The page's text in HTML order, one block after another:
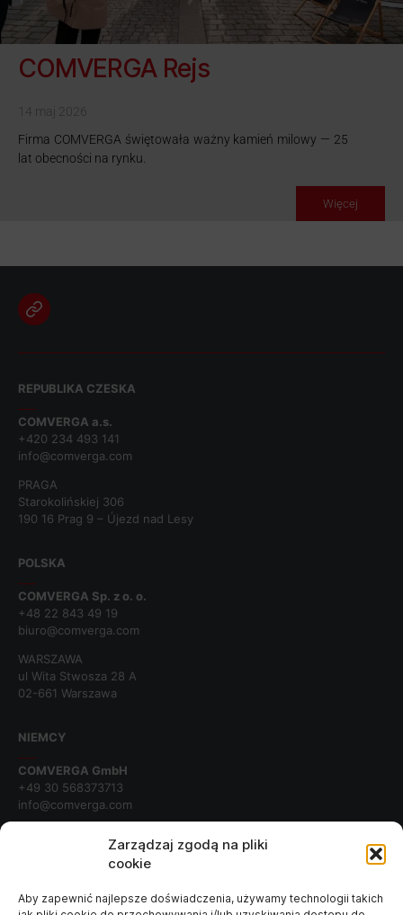
Zarządzaj zgodą na pliki
cookie
Aby zapewnić najlepsze doświadczenia, używamy technologii takich
COMVERGA Rejs
14 maj 2026
Firma COMVERGA świętowała ważny kamień milowy — 25
lat obecności na rynku.
Więcej
REPUBLIKA CZESKA
COMVERGA a.s.
+420 234 493 141
info@comverga.com
PRAGA
Starokolińskiej 306
190 16 Prag 9 – Újezd nad Lesy
POLSKA
COMVERGA Sp. z o. o.
+48 22 843 49 19
biuro@comverga.com
WARSZAWA
ul Wita Stwosza 28 A
02-661 Warszawa
NIEMCY
COMVERGA GmbH
+49 30 568373713
info@comverga.com
Plac Poczdamski 10